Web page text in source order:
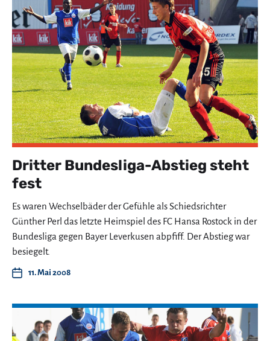
Dritter Bundesliga-Abstieg steht
fest
Es waren Wechselbäder der Gefühle als Schiedsrichter
Günther Perl das letzte Heimspiel des FC Hansa Rostock in der
Bundesliga gegen Bayer Leverkusen abpfiff. Der Abstieg war
besiegelt.
11. Mai 2008